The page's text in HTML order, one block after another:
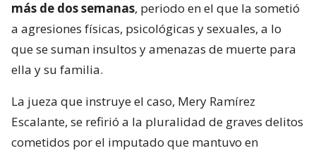
más de dos semanas, periodo en el que la sometió
a agresiones físicas, psicológicas y sexuales, a lo
que se suman insultos y amenazas de muerte para
ella y su familia.
La jueza que instruye el caso, Mery Ramírez
Escalante, se refirió a la pluralidad de graves delitos
cometidos por el imputado que mantuvo en